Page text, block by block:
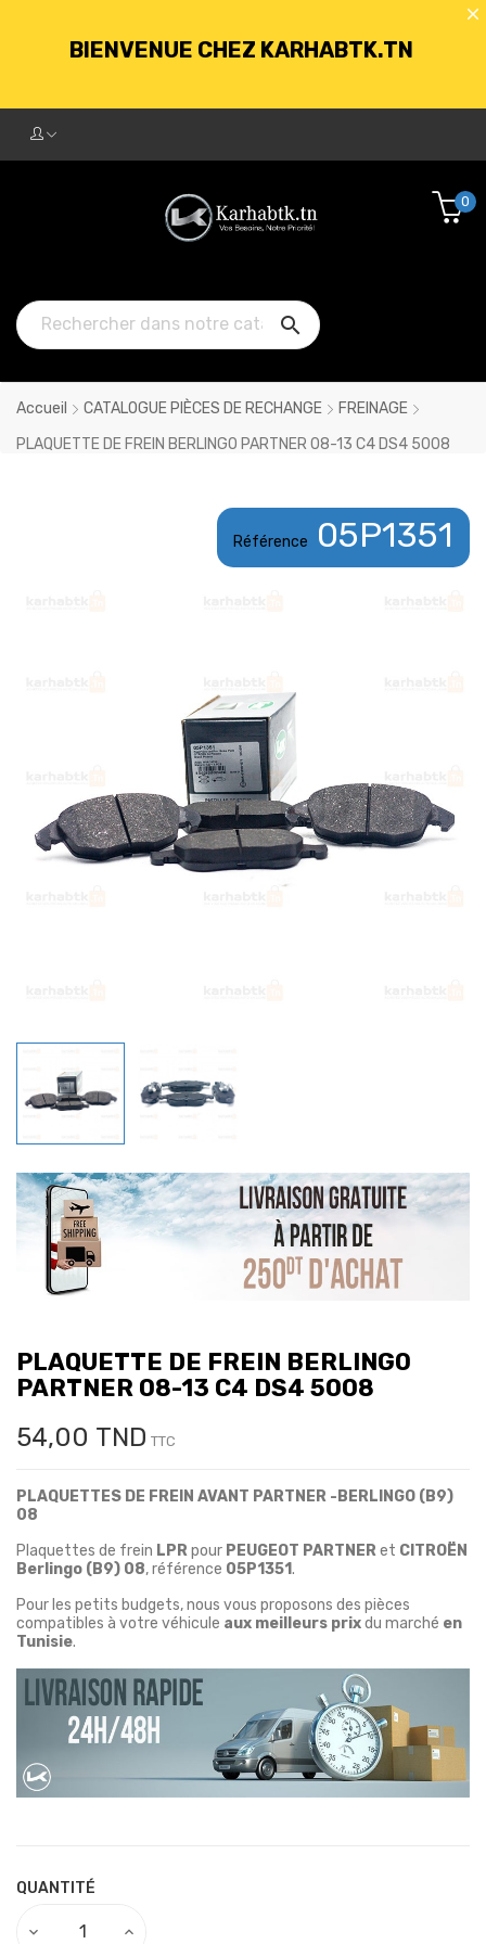
BIENVENUE CHEZ KARHABTK.TN
250DT D'ACHATS

0
Accueil CATALOGUE PIÈCES DE RECHANGE
FREINAGE
PLAQUETTE DE FREIN BERLINGO PARTNER 08-13 C4 DS4 5008
Référence 05P1351
PLAQUETTE DE FREIN BERLINGO
PARTNER 08-13 C4 DS4 5008
54,00 TND TTC
PLAQUETTES DE FREIN AVANT PARTNER -BERLINGO (B9)
08
Plaquettes de frein LPRpour PEUGEOT PARTNERet CITROËN
Berlingo (B9) 08, référence 05P1351.
Pour les petits budgets, nous vous proposons des pièces
compatibles à votre véhicule aux meilleurs prixdu marché en
Tunisie.
QUANTITÉ